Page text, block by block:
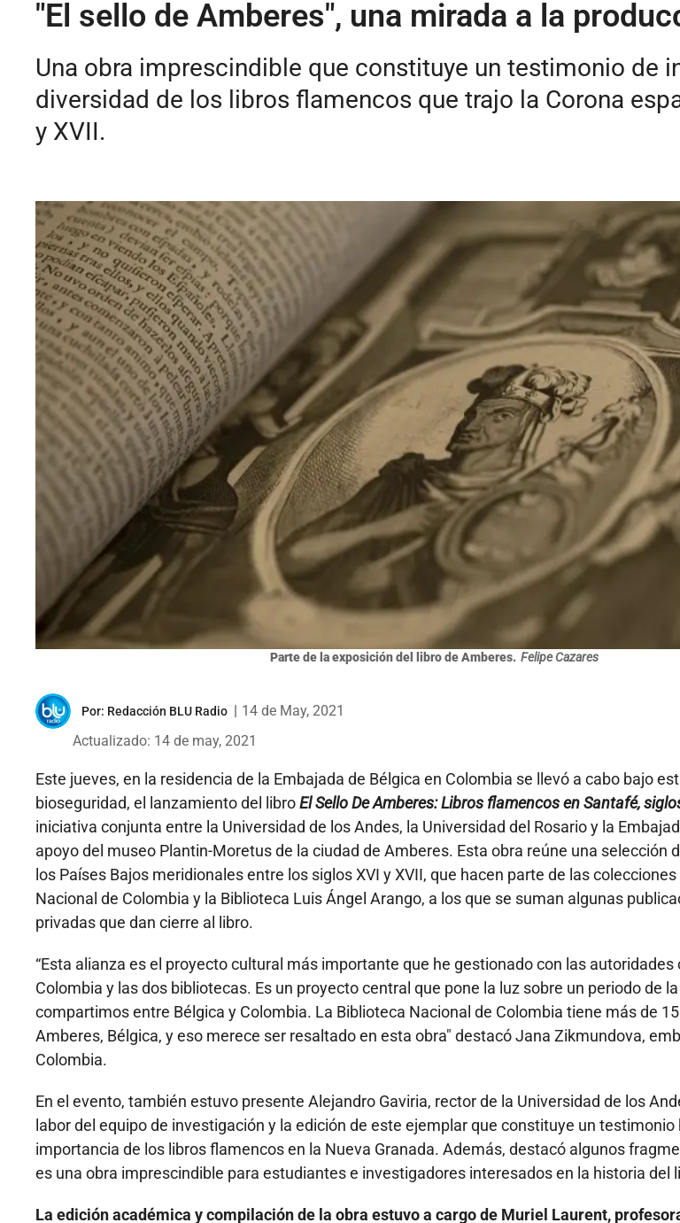
"El sello de Amberes", una mirada a la
Una obra imprescindible que constituye un testimonio de
diversidad de los libros flamencos que trajo la Corona
y XVII.
Parte de la exposición del libro de Amberes. Felipe Cazares
Por: Redacción BLU Radio
14 de May, 2021
Actualizado: 14 de may, 2021
Este jueves, en la residencia de la Embajada de Bélgica en Colombia se llevó a cabo bajo
bioseguridad, el lanzamiento del libroEl Sello De Amberes: Libros flamencos en Santafé,
iniciativa conjunta entre la Universidad de los Andes, la Universidad del Rosario y la
apoyo del museo Plantin-Moretus de la ciudad de Amberes. Esta obra reúne una selección
los Países Bajos meridionales entre los siglos XVI y XVII, que hacen parte de las
Nacional de Colombia y la Biblioteca Luis Ángel Arango, a los que se suman algunas
privadas que dan cierre al libro.
“Esta alianza es el proyecto cultural más importante que he gestionado con las autoridades
Colombia y las dos bibliotecas. Es un proyecto central que pone la luz sobre un periodo de
compartimos entre Bélgica y Colombia. La Biblioteca Nacional de Colombia tiene más de
Amberes, Bélgica, y eso merece ser resaltado en esta obra" destacó Jana Zikmundova,
Colombia.
En el evento, también estuvo presente Alejandro Gaviria, rector de la Universidad de los
labor del equipo de investigación y la edición de este ejemplar que constituye un testimonio
importancia de los libros flamencos en la Nueva Granada. Además, destacó algunos
es una obra imprescindible para estudiantes e investigadores interesados en la historia del
La edición académica y compilación de la obra estuvo a cargo de Muriel Laurent,